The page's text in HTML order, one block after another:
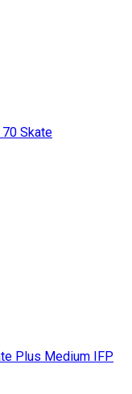
Skate
Plus Medium IFP